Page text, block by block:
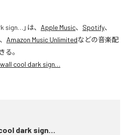
sign… 」は、 Apple Music、 Spotify、
、 Amazon Music Unlimitedなどの音楽配
る。
wall cool dark sign…
dark sign…